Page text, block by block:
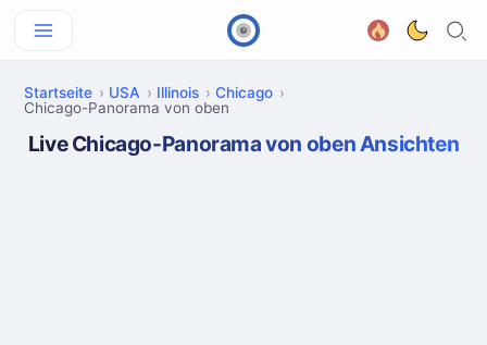
Startseite USA Illinois
Chicago
Chicago-Panorama von oben
Live Chicago-Panorama von oben Ansichten